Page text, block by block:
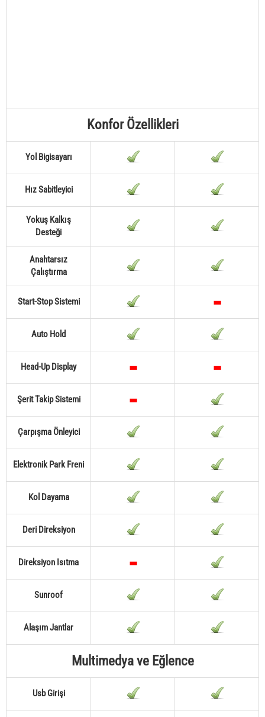
Konfor Özellikleri
Yol Bigisayarı
Hız Sabitleyici
Yokuş Kalkış
Desteği
Anahtarsız
Çalıştırma
Start-Stop Sistemi
Auto Hold
Head-Up Display
Şerit Takip Sistemi
Çarpışma Önleyici
Elektronik Park Freni
Kol Dayama
Deri Direksiyon
Direksiyon Isıtma
Sunroof
Alaşım Jantlar
Multimedya ve Eğlence
Usb Girişi